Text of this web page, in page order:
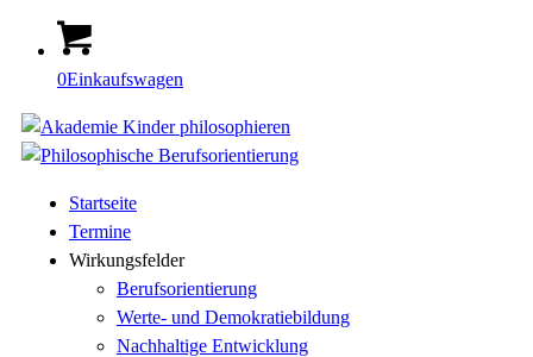
0Einkaufswagen
Startseite
Termine
Wirkungsfelder
Berufsorientierung
Werte- und Demokratiebildung
Nachhaltige Entwicklung